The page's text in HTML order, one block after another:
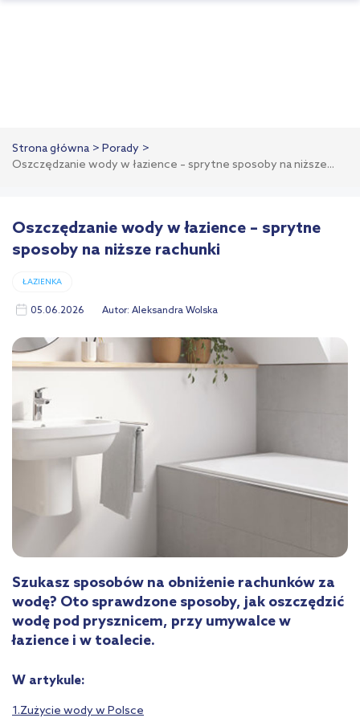
Strona główna
Porady
Oszczędzanie wody w łazience – sprytne sposoby na niższe...
Oszczędzanie wody w łazience – sprytne
sposoby na niższe rachunki
ŁAZIENKA
05.06.2026 Autor:Aleksandra Wolska
Szukasz sposobów na obniżenie rachunków za
wodę? Oto sprawdzone sposoby, jak oszczędzić
wodę pod prysznicem, przy umywalce w
łazience i w toalecie.
W artykule:
1.Zużycie wody w Polsce